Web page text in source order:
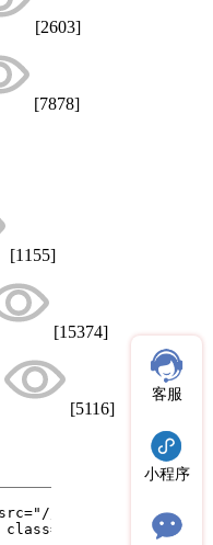
[2603]
[7878]
[1155]
[15374]
[5116]
客服
小程序